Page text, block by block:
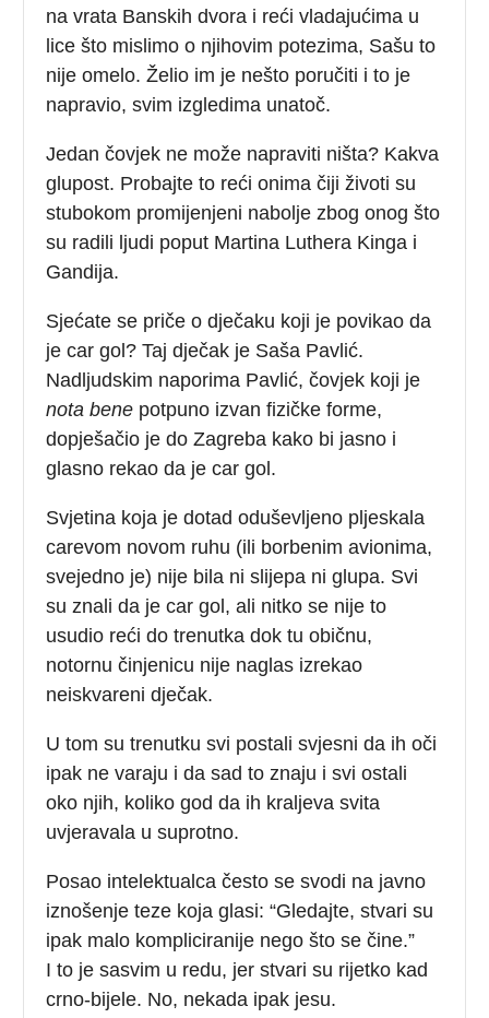
na vrata Banskih dvora i reći vladajućima u
lice što mislimo o njihovim potezima, Sašu to
nije omelo. Želio im je nešto poručiti i to je
napravio, svim izgledima unatoč.
Jedan čovjek ne može napraviti ništa? Kakva
glupost. Probajte to reći onima čiji životi su
stubokom promijenjeni nabolje zbog onog što
su radili ljudi poput Martina Luthera Kinga i
Gandija.
Sjećate se priče o dječaku koji je povikao da
je car gol? Taj dječak je Saša Pavlić.
Nadljudskim naporima Pavlić, čovjek koji je
nota bene potpuno izvan fizičke forme,
dopješačio je do Zagreba kako bi jasno i
glasno rekao da je car gol.
Svjetina koja je dotad oduševljeno pljeskala
carevom novom ruhu (ili borbenim avionima,
svejedno je) nije bila ni slijepa ni glupa. Svi
su znali da je car gol, ali nitko se nije to
usudio reći do trenutka dok tu običnu,
notornu činjenicu nije naglas izrekao
neiskvareni dječak.
U tom su trenutku svi postali svjesni da ih oči
ipak ne varaju i da sad to znaju i svi ostali
oko njih, koliko god da ih kraljeva svita
uvjeravala u suprotno.
Posao intelektualca često se svodi na javno
iznošenje teze koja glasi: “Gledajte, stvari su
ipak malo kompliciranije nego što se čine.”
I to je sasvim u redu, jer stvari su rijetko kad
crno-bijele. No, nekada ipak jesu.